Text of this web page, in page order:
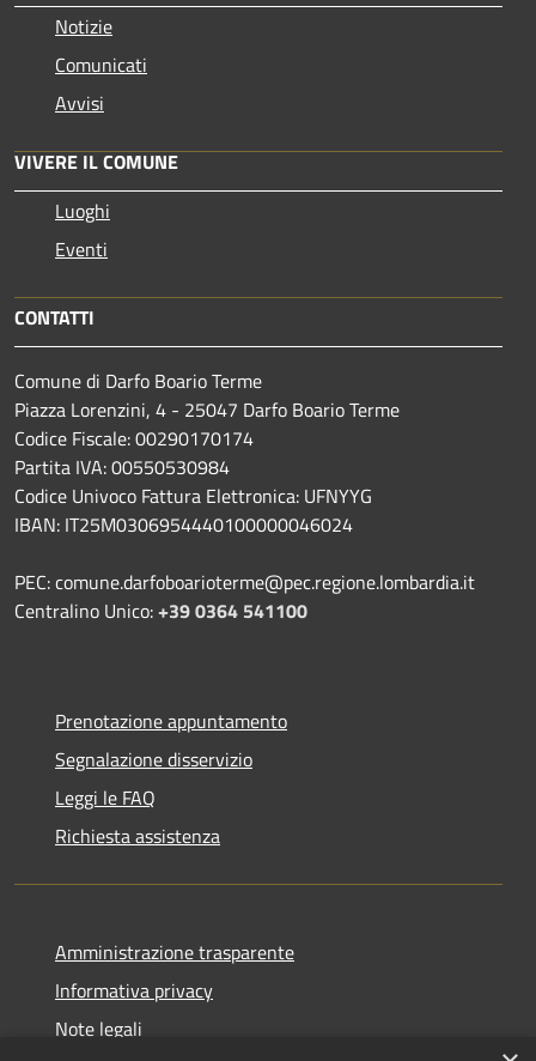
Notizie
Comunicati
Avvisi
VIVERE IL COMUNE
Luoghi
Eventi
CONTATTI
Comune di Darfo Boario Terme
Piazza Lorenzini, 4 - 25047 Darfo Boario Terme
Codice Fiscale: 00290170174
Partita IVA: 00550530984
Codice Univoco Fattura Elettronica: UFNYYG
IBAN: IT25M0306954440100000046024
PEC: comune.darfoboarioterme@pec.regione.lombardia.it
Centralino Unico:+39 0364 541100
Prenotazione appuntamento
Segnalazione disservizio
Leggi le FAQ
Richiesta assistenza
Amministrazione trasparente
Informativa privacy
Note legali